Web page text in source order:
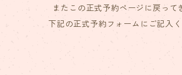
またこの正式予約ページに戻って
下記の正式予約フォームにご記入く